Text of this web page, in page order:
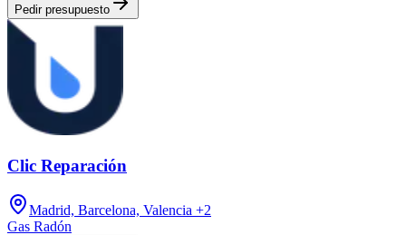
Pedir presupuesto
Clic Reparación
Madrid, Barcelona, Valencia +2
Gas Radón